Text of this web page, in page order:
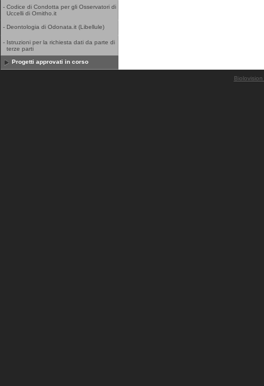
- Codice di Condotta per gli Osservatori di
Uccelli di Ornitho.it
- Deontologia di Odonata.it (Libellule)
- Istruzioni per la richiesta dati da parte di
terze parti
Progetti approvati in corso
Biolovision